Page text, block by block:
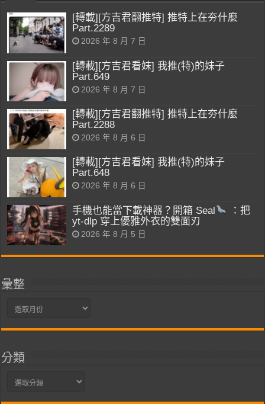
[轉載][方吉君翻推特] 推特上在夯什麼
Part.2289
2026 年 8 月 7 日
[轉載][方吉君看妹] 我推(特)的妹子
Part.649
2026 年 8 月 7 日
[轉載][方吉君翻推特] 推特上在夯什麼
Part.2288
2026 年 8 月 6 日
[轉載][方吉君看妹] 我推(特)的妹子
Part.648
2026 年 8 月 6 日
手機也能當下載神器？開箱 Seal
：把
yt-dlp 穿上優雅外衣的雙面刃
2026 年 8 月 5 日
彙整
彙
分類
分